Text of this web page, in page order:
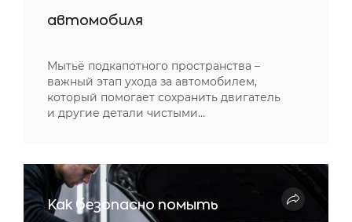
автомобиля
Мытьё подкапотного пространства –
важный этап ухода за автомобилем,
который помогает сохранить двигатель
и другие детали чистыми…
Как безопасно помыть